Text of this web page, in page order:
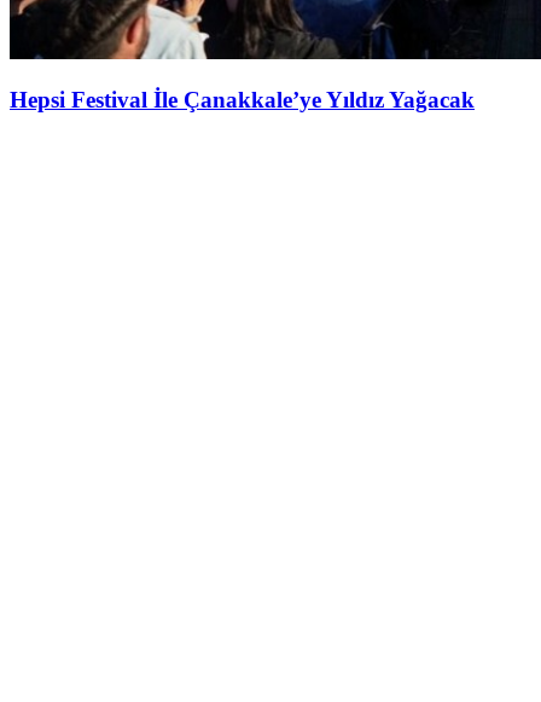
Hepsi Festival İle Çanakkale’ye Yıldız Yağacak